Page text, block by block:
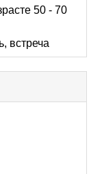
50 - 70
встреча